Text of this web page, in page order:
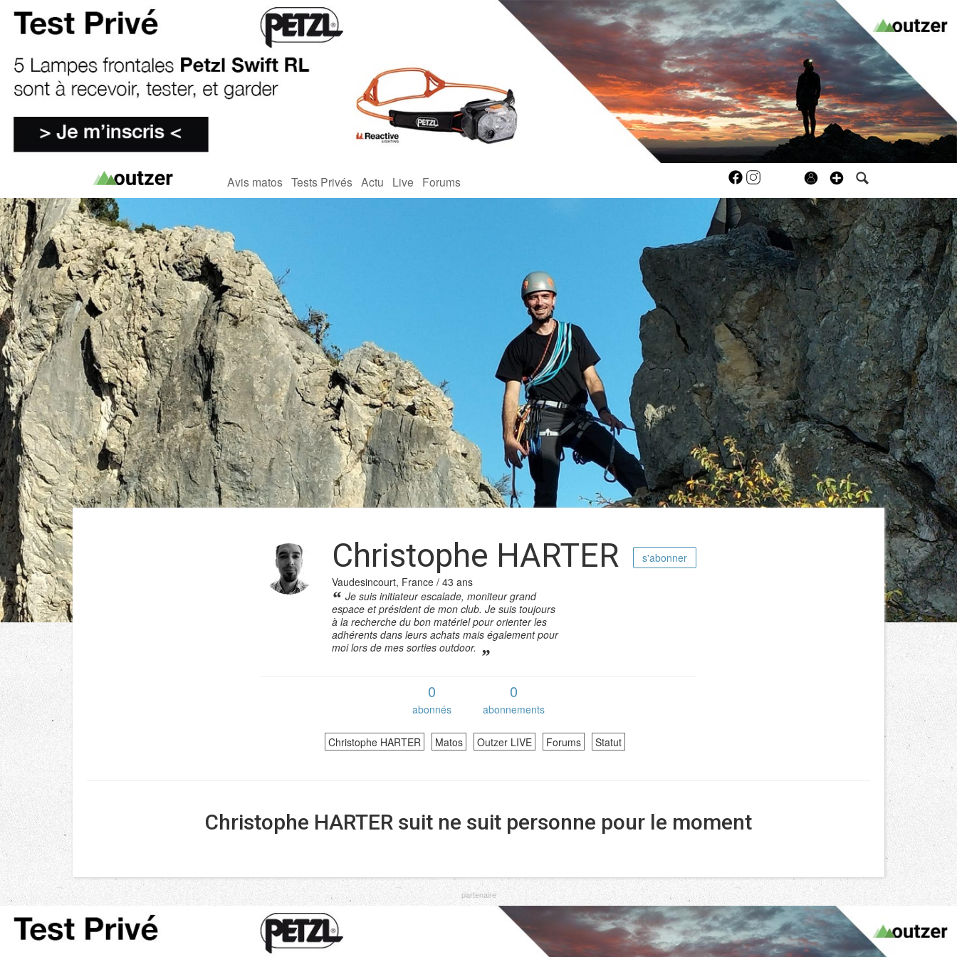
Avis matos Tests Privés Actu Live Forums
Christophe HARTER
s'abonner
Vaudesincourt, France / 43 ans
Je suis initiateur escalade, moniteur grand
espace et président de mon club. Je suis toujours
à la recherche du bon matériel pour orienter les
adhérents dans leurs achats mais également pour
moi lors de mes sorties outdoor.
0
abonnés
0
abonnements
Christophe HARTER Matos Outzer LIVE Forums Statut
Christophe HARTER suit ne suit personne pour le moment